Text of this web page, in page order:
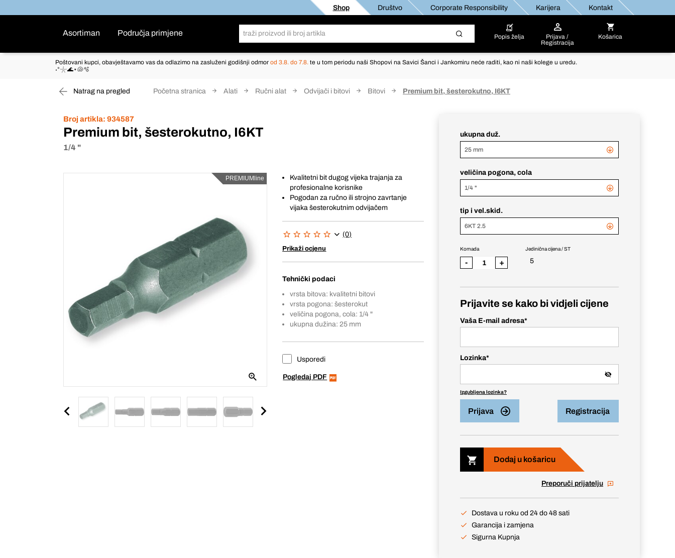
Shop Društvo Corporate Responsibility Karijera Kontakt
Asortiman Područja primjene Popis želja
Prijava /
Registracija
Košarica
Poštovani kupci, obavještavamo vas da odlazimo na zasluženi godišnji odmor od 3.8. do 7.8. te u tom periodu naši Shopovi na Savici Šanci i Jankomiru neće raditi, kao ni naši kolege u uredu.
˖°𓇼🌊⋆🐚🫧
Natrag na pregled Početna stranica Alati Ručni alat Odvijači i bitovi Bitovi Premium bit, šesterokutno, I6KT
Broj artikla: 934587
Premium bit, šesterokutno, I6KT
1/4 "
PREMIUMline
Kvalitetni bit dugog vijeka trajanja za
profesionalne korisnike
Pogodan za ručno ili strojno zavrtanje
vijaka šesterokutnim odvijačem
(0)
Prikaži ocjenu
Tehnički podaci
vrsta bitova: kvalitetni bitovi
vrsta pogona: šesterokut
veličina pogona, cola: 1/4 "
ukupna dužina: 25 mm
Usporedi
Pogledaj PDF
ukupna duž.
25 mm
veličina pogona, cola
1/4 "
tip i vel.skid.
6KT 2.5
Jedinična cijena / ST
5
Komada
- +
Prijavite se kako bi vidjeli cijene
Vaša E-mail adresa*
Lozinka*
Izgubljena lozinka?
Prijava Registracija
Dodaj u košaricu
Preporuči prijatelju
Dostava u roku od 24 do 48 sati
Garancija i zamjena
Sigurna Kupnja